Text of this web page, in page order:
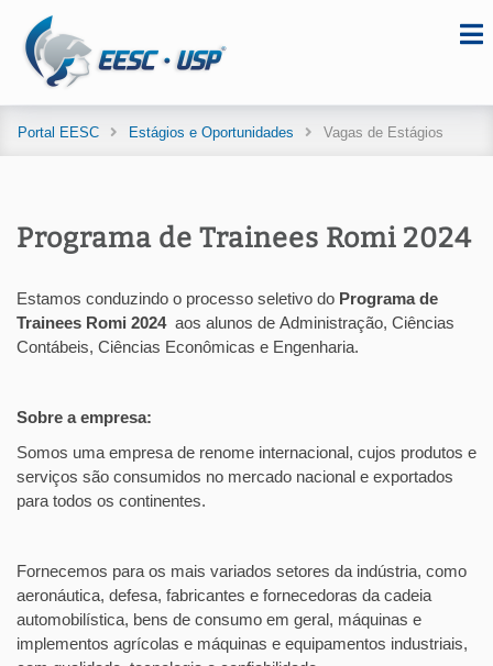
Portal EESC Estágios e Oportunidades Vagas de Estágios
Programa de Trainees Romi 2024
Estamos conduzindo o processo seletivo do Programa de
Trainees Romi 2024aos alunos de Administração, Ciências
Contábeis, Ciências Econômicas e Engenharia.
Sobre a empresa:
Somos uma empresa de renome internacional, cujos produtos e
serviços são consumidos no mercado nacional e exportados
para todos os continentes.
Fornecemos para os mais variados setores da indústria, como
aeronáutica, defesa, fabricantes e fornecedoras da cadeia
automobilística, bens de consumo em geral, máquinas e
implementos agrícolas e máquinas e equipamentos industriais,